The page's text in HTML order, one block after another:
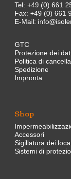
Tel: +49 (0) 661
Fax: +49 (0) 661
E-Mail:
GTC
Protezione dei
Politica di
Spedizione
Impronta
Shop
Accessori
Sigillatura dei
Sistemi di